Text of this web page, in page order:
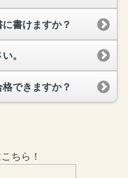
書けますか？
。
できますか？
ちら！